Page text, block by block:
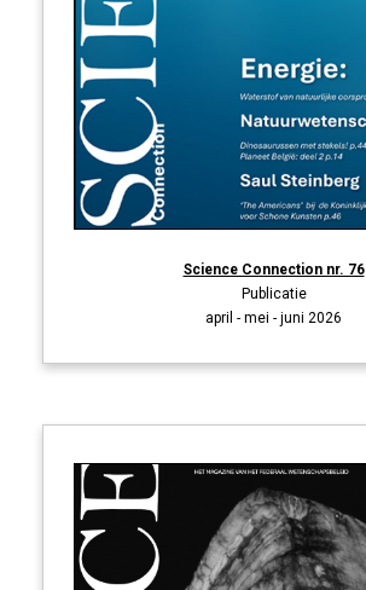
Science Connection nr. 76
Publicatie
april - mei - juni 2026